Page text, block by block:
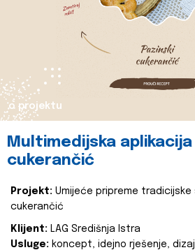
o projektu
Multimedijska aplikacija
cukerančić
Projekt: Umijeće pripreme tradicijske
cukerančić
Klijent: LAG Središnja Istra
Usluge: koncept, idejno rješenje,